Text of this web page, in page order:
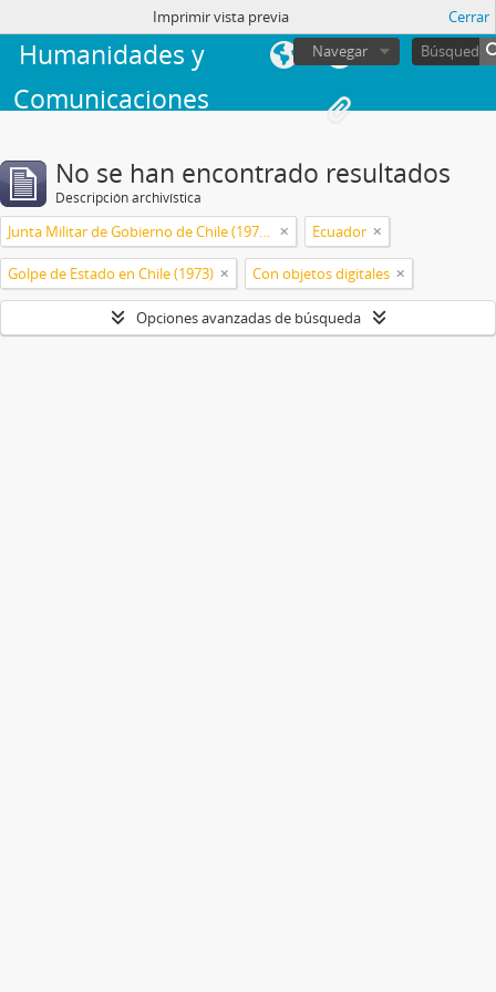
Facultad de
Humanidades y
Comunicaciones
sesión
Navegar
Imprimir vista previa Cerrar
No se han encontrado resultados
Descripción archivística
Junta Militar de Gobierno de Chile (1973-1990) Ecuador
Golpe de Estado en Chile (1973) Con objetos digitales
Opciones avanzadas de búsqueda